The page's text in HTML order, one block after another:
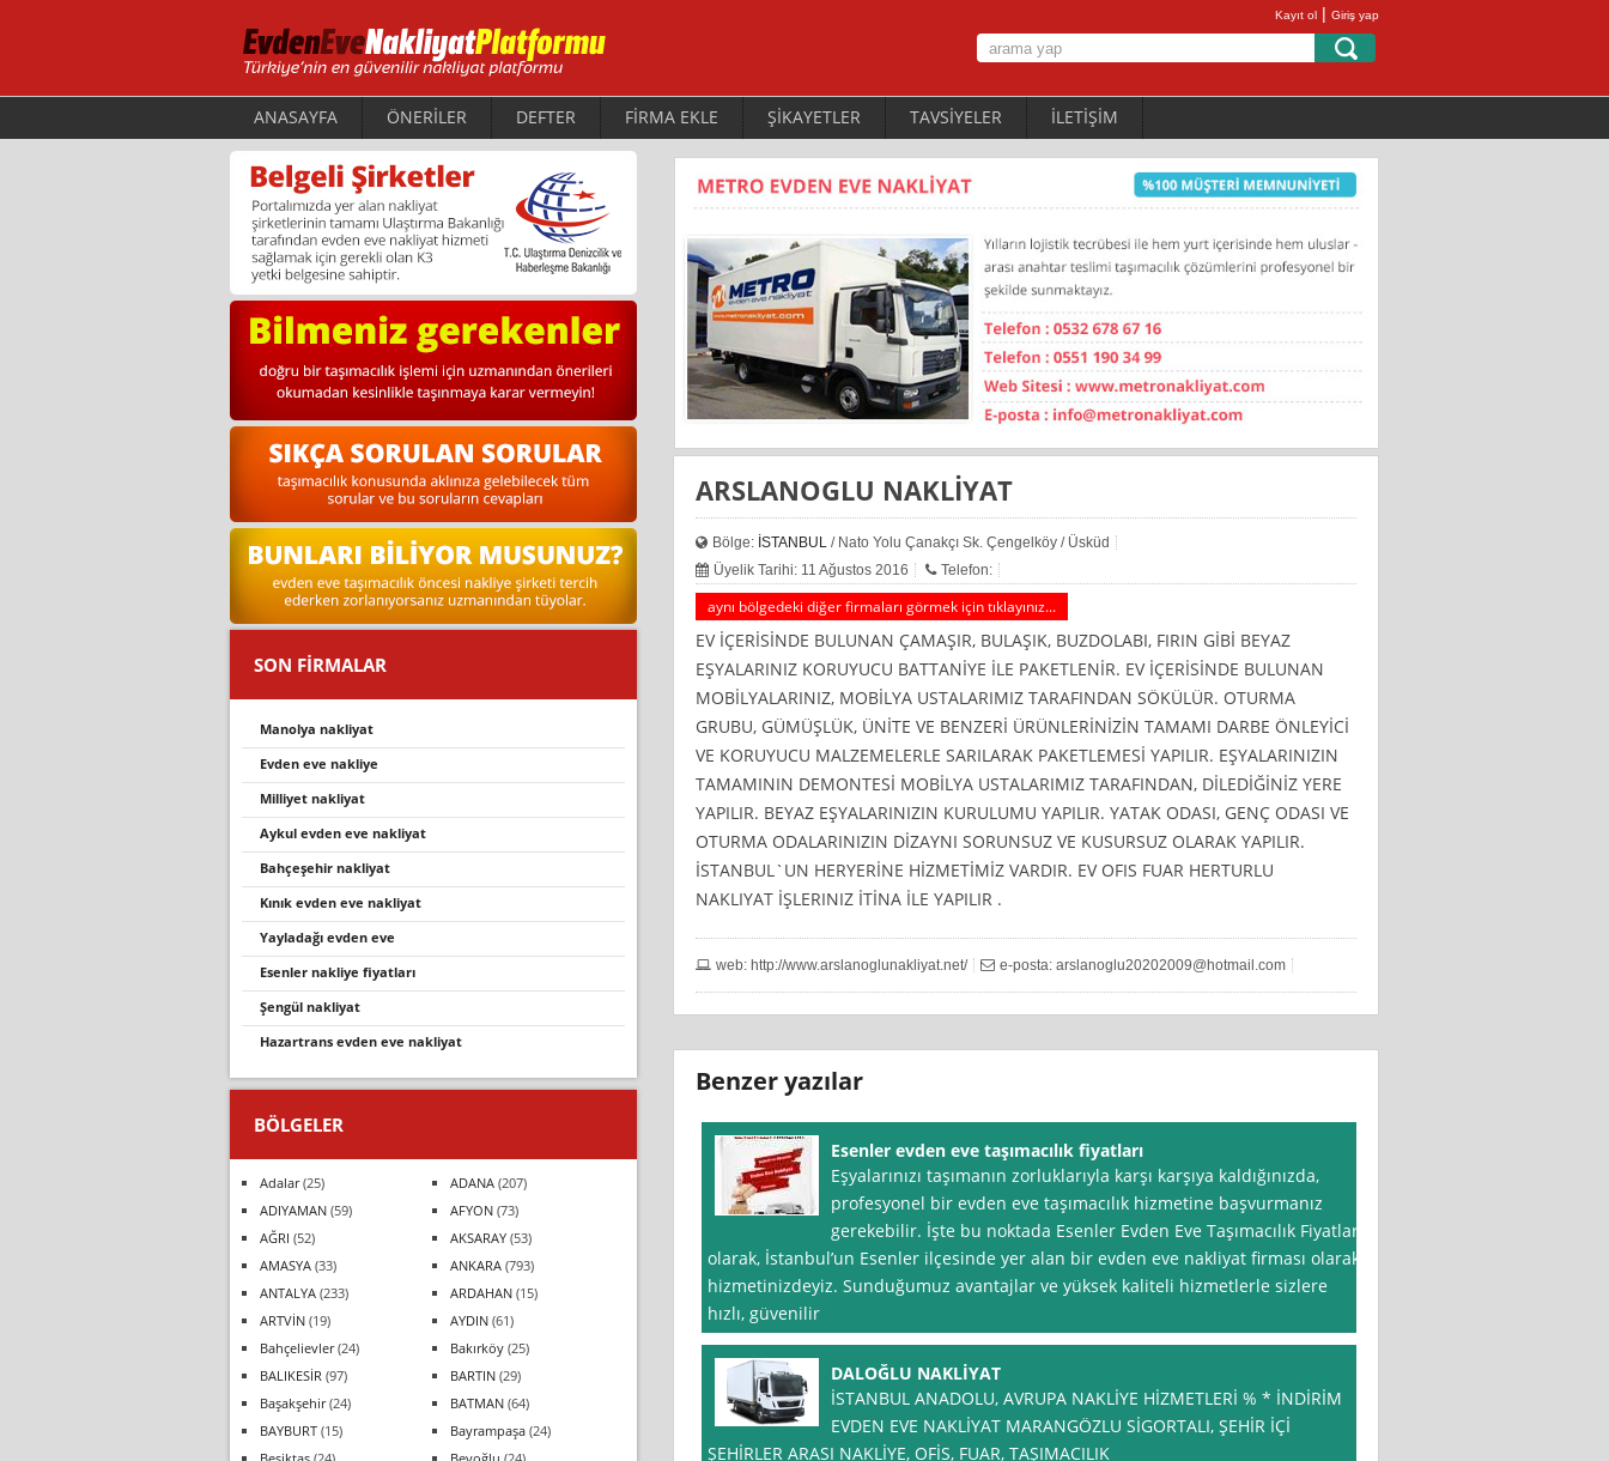
Kayıt ol | Giriş yap
ANASAYFA ÖNERİLER DEFTER FİRMA EKLE ŞİKAYETLER TAVSİYELER İLETİŞİM
ARSLANOGLU NAKLİYAT
Bölge: İSTANBUL/ Nato Yolu Çanakçı Sk. Çengelköy / Üsküd
Üyelik Tarihi: 11 Ağustos 2016
Telefon:
aynı bölgedeki diğer firmaları görmek için tıklayınız...
EV İÇERİSİNDE BULUNAN ÇAMAŞIR, BULAŞIK, BUZDOLABI, FIRIN GİBİ BEYAZ
EŞYALARINIZ KORUYUCU BATTANİYE İLE PAKETLENİR. EV İÇERİSİNDE BULUNAN
MOBİLYALARINIZ, MOBİLYA USTALARIMIZ TARAFINDAN SÖKÜLÜR. OTURMA
GRUBU, GÜMÜŞLÜK, ÜNİTE VE BENZERİ ÜRÜNLERİNİZİN TAMAMI DARBE ÖNLEYİCİ
VE KORUYUCU MALZEMELERLE SARILARAK PAKETLEMESİ YAPILIR. EŞYALARINIZIN
TAMAMININ DEMONTESİ MOBİLYA USTALARIMIZ TARAFINDAN, DİLEDİĞİNİZ YERE
YAPILIR. BEYAZ EŞYALARINIZIN KURULUMU YAPILIR. YATAK ODASI, GENÇ ODASI VE
OTURMA ODALARINIZIN DİZAYNI SORUNSUZ VE KUSURSUZ OLARAK YAPILIR.
İSTANBUL`UN HERYERİNE HİZMETİMİZ VARDIR. EV OFIS FUAR HERTURLU
NAKLIYAT İŞLERINIZ İTİNA İLE YAPILIR .
web: http://www.arslanoglunakliyat.net/ e-posta: arslanoglu20202009@hotmail.com
Benzer yazılar
Esenler evden eve taşımacılık fiyatları
Eşyalarınızı taşımanın zorluklarıyla karşı karşıya kaldığınızda,
profesyonel bir evden eve taşımacılık hizmetine başvurmanız
gerekebilir. İşte bu noktada Esenler Evden Eve Taşımacılık Fiyatları
olarak, İstanbul’un Esenler ilçesinde yer alan bir evden eve nakliyat firması olarak
hizmetinizdeyiz. Sunduğumuz avantajlar ve yüksek kaliteli hizmetlerle sizlere
hızlı, güvenilir
DALOĞLU NAKLİYAT
İSTANBUL ANADOLU, AVRUPA NAKLİYE HİZMETLERİ % * İNDİRİM
EVDEN EVE NAKLİYAT MARANGÖZLU SİGORTALI, ŞEHİR İÇİ
ŞEHİRLER ARASI NAKLİYE, OFİS, FUAR, TAŞIMACILIK
SON FİRMALAR
manolya nakli̇yat
evden eve nakliye
milliyet nakliyat
aykul evden eve nakliyat
bahçeşehir nakliyat
kınık evden eve nakliyat
yayladaği evden eve
esenler nakliye fiyatları
şengül nakliyat
hazartrans evden eve nakli̇yat
BÖLGELER
Adalar(25) ADANA (207)
ADIYAMAN (59) AFYON (73)
AĞRI (52) AKSARAY (53)
AMASYA (33) ANKARA (793)
ANTALYA (233) ARDAHAN (15)
ARTVİN (19) AYDIN (61)
Bahçelievler(24) Bakırköy (25)
BALIKESİR (97) BARTIN (29)
Başakşehir(24) BATMAN (64)
BAYBURT (15) Bayrampaşa (24)